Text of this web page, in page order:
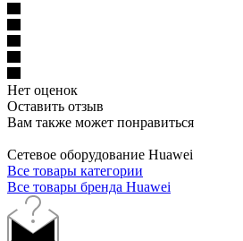
Нет оценок
Оставить отзыв
Вам также может понравиться
Сетевое оборудование Huawei
Все товары категории
Все товары бренда Huawei